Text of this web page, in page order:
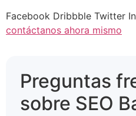
Facebook Dribbble Twitter
contáctanos ahora mismo
Preguntas
sobre SEO